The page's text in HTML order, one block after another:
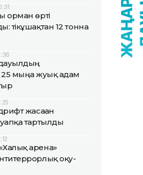
орман өрті
тікұшақтан 12 тонна
мыңға жуық адам
жасаған
тартылды
арена»
оқу-